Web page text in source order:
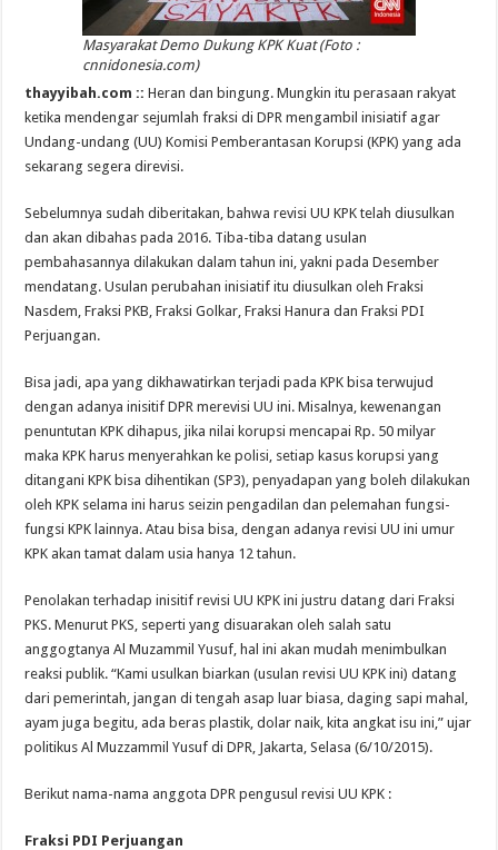
Masyarakat Demo Dukung KPK Kuat (Foto :
cnnidonesia.com)
thayyibah.com :: Heran dan bingung. Mungkin itu perasaan rakyat
ketika mendengar sejumlah fraksi di DPR mengambil inisiatif agar
Undang-undang (UU) Komisi Pemberantasan Korupsi (KPK) yang ada
sekarang segera direvisi.
Sebelumnya sudah diberitakan, bahwa revisi UU KPK telah diusulkan
dan akan dibahas pada 2016. Tiba-tiba datang usulan
pembahasannya dilakukan dalam tahun ini, yakni pada Desember
mendatang. Usulan perubahan inisiatif itu diusulkan oleh Fraksi
Nasdem, Fraksi PKB, Fraksi Golkar, Fraksi Hanura dan Fraksi PDI
Perjuangan.
Bisa jadi, apa yang dikhawatirkan terjadi pada KPK bisa terwujud
dengan adanya inisitif DPR merevisi UU ini. Misalnya, kewenangan
penuntutan KPK dihapus, jika nilai korupsi mencapai Rp. 50 milyar
maka KPK harus menyerahkan ke polisi, setiap kasus korupsi yang
ditangani KPK bisa dihentikan (SP3), penyadapan yang boleh dilakukan
oleh KPK selama ini harus seizin pengadilan dan pelemahan fungsi-
fungsi KPK lainnya. Atau bisa bisa, dengan adanya revisi UU ini umur
KPK akan tamat dalam usia hanya 12 tahun.
Penolakan terhadap inisitif revisi UU KPK ini justru datang dari Fraksi
PKS. Menurut PKS, seperti yang disuarakan oleh salah satu
anggogtanya Al Muzammil Yusuf, hal ini akan mudah menimbulkan
reaksi publik. “Kami usulkan biarkan (usulan revisi UU KPK ini) datang
dari pemerintah, jangan di tengah asap luar biasa, daging sapi mahal,
ayam juga begitu, ada beras plastik, dolar naik, kita angkat isu ini,” ujar
politikus Al Muzzammil Yusuf di DPR, Jakarta, Selasa (6/10/2015).
Berikut nama-nama anggota DPR pengusul revisi UU KPK :
Fraksi PDI Perjuangan